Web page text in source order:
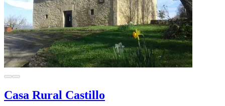
Casa Rural Castillo